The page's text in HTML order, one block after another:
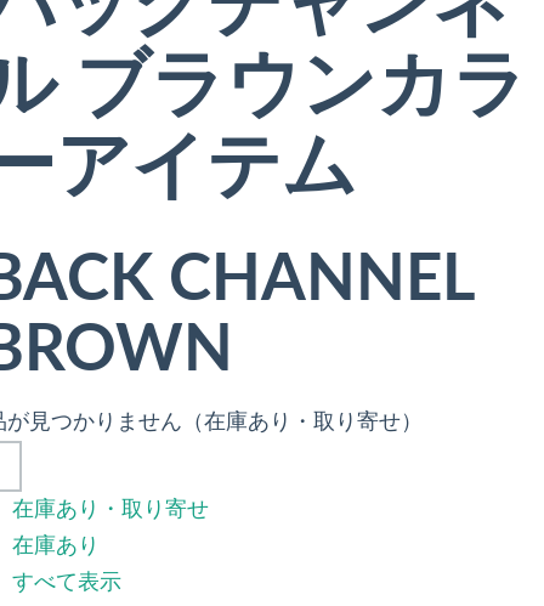
ブラウンカラ
アイテム
CHANNEL
が見つかりません（在庫あり・取り寄せ）
在庫あり・取り寄せ
在庫あり
すべて表示